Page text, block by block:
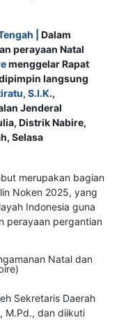
| Dalam
perayaan Natal
menggelar Rapat
langsung
S.I.K.,
Jenderal
Distrik Nabire,
Selasa
merupakan bagian
Noken 2025, yang
Indonesia guna
perayaan pergantian
Sekretaris Daerah
M.Pd., dan diikuti